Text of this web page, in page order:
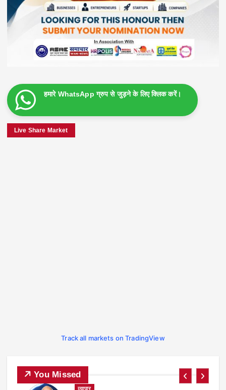
हमारे WhatsApp ग्रुप से जुड़ने के लिए क्लिक करें।
Live Share Market
Track all markets on TradingView
You Missed